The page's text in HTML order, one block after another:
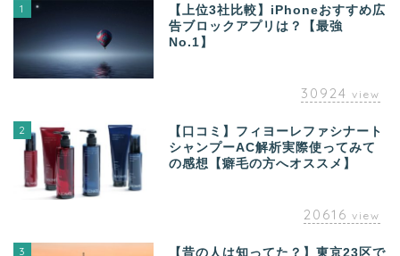
1
【上位3社比較】iPhoneおすすめ広
告ブロックアプリは？【最強
No.1】
30924 view
2
【口コミ】フィヨーレファシナート
シャンプーAC解析実際使ってみて
の感想【癖毛の方へオススメ】
20616 view
3 【昔の人は知ってた？】東京23区で